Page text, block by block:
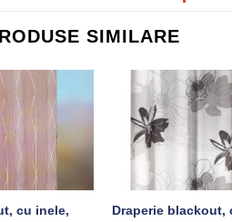
SIMILARE
cu inele,
Draperie blackout,